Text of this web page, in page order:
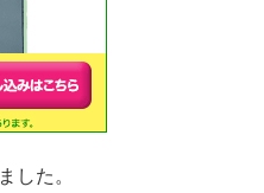
した。